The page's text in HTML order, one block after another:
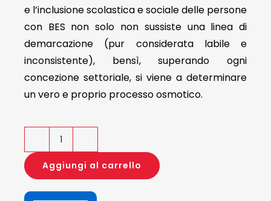
e l’inclusione scolastica e sociale delle persone
con BES non solo non sussiste una linea di
demarcazione (pur considerata labile e
inconsistente), bensì, superando ogni
concezione settoriale, si viene a determinare
un vero e proprio processo osmotico.
Educazione
alla
cittadinanza
e
Aggiungi al carrello